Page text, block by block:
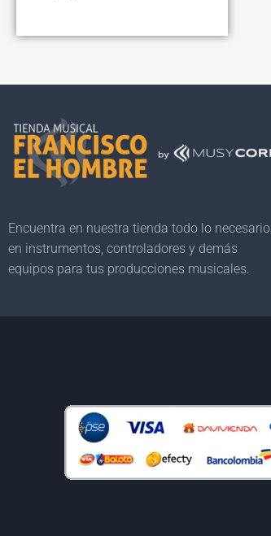
Encuentra en nuestra tienda todo lo necesario
en instrumentos, controladores y demás
equipos para tus producciones musicales.